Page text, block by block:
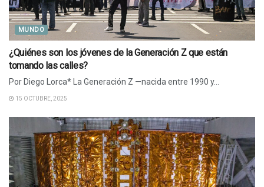
MUNDO
¿Quiénes son los jóvenes de la Generación Z que están
tomando las calles?
Por Diego Lorca* La Generación Z —nacida entre 1990 y...
15 OCTUBRE, 2025